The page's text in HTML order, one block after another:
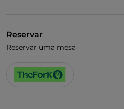
Reservar
Reservar uma mesa